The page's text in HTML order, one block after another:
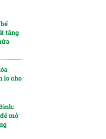
tăng
lo cho
mở